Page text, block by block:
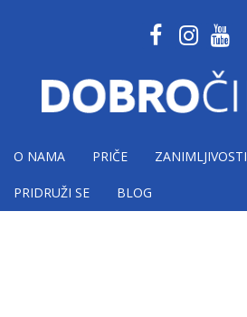
O NAMA PRIČE ZANIMLJIVOSTI
PRIDRUŽI SE BLOG